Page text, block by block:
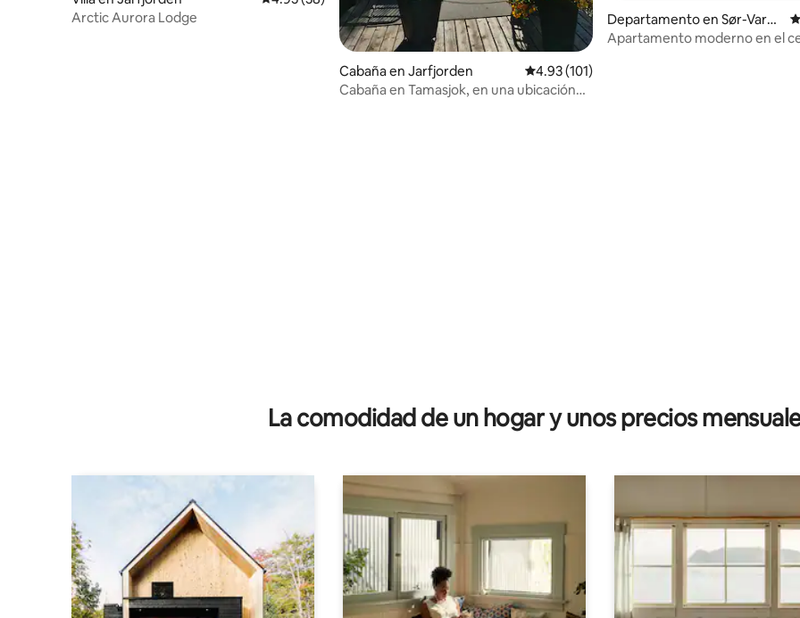
Arctic Aurora Lodge
Cabaña en Jarfjorden Calificación promedio: 4.93 de 5; 101
4.93 (101)
Cabaña en Tamasjok, en una ubicación
Departamento en Sør-Varan
ger
Apartamento moderno en el
La comodidad de un hogar y unos precios